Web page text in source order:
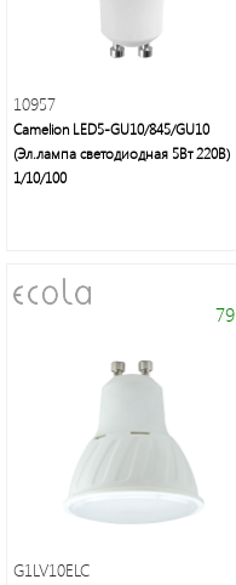
бытовая
Люстры/
Источники
питания
проводниковая
10957
Camelion LED5-GU10/845/GU10
(Эл.лампа светодиодная 5Вт 220В)
1/10/100
79
G1LV10ELC